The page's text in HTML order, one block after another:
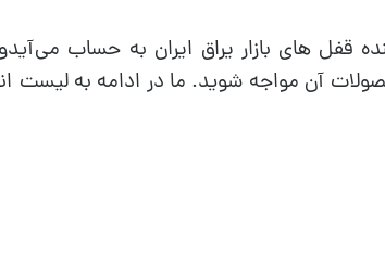
قفل های بازار یراق ایران به حساب
آن مواجه شوید. ما در ادامه به لیست